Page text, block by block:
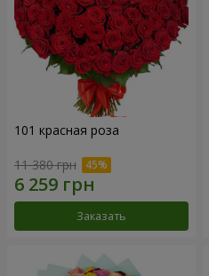
101 красная роза
11 380 грн
Заказать